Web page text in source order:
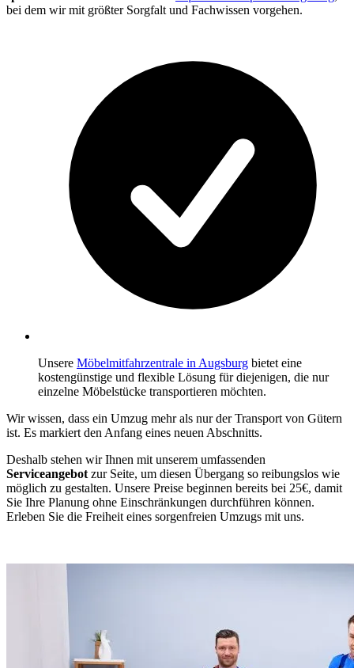
bei dem wir mit größter Sorgfalt und Fachwissen vorgehen.
Unsere Möbelmitfahrzentrale in Augsburg bietet eine
kostengünstige und flexible Lösung für diejenigen, die nur
einzelne Möbelstücke transportieren möchten.
Wir wissen, dass ein Umzug mehr als nur der Transport von Gütern
ist. Es markiert den Anfang eines neuen Abschnitts.
Deshalb stehen wir Ihnen mit unserem umfassenden
Serviceangebot zur Seite, um diesen Übergang so reibungslos wie
möglich zu gestalten. Unsere Preise beginnen bereits bei 25€, damit
Sie Ihre Planung ohne Einschränkungen durchführen können.
Erleben Sie die Freiheit eines sorgenfreien Umzugs mit uns.